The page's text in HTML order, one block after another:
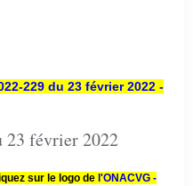
229 du 23 février 2022 -
23 février 2022
sur le logo de l'ONACVG -